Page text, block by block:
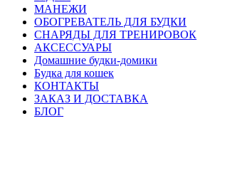
МАНЕЖИ
ОБОГРЕВАТЕЛЬ ДЛЯ БУДКИ
СНАРЯДЫ ДЛЯ ТРЕНИРОВОК
АКСЕССУАРЫ
Домашние будки-домики
Будка для кошек
КОНТАКТЫ
ЗАКАЗ И ДОСТАВКА
БЛОГ